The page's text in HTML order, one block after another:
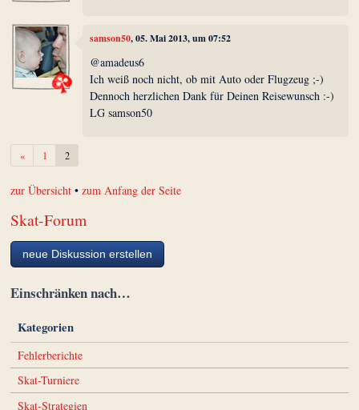
samson50, 05. Mai 2013, um 07:52
@amadeus6
Ich weiß noch nicht, ob mit Auto oder Flugzeug ;-)
Dennoch herzlichen Dank für Deinen Reisewunsch :-)
LG samson50
«Zurück1 2
zur Übersicht •zum Anfang der Seite
Skat-Forum
neue Diskussion erstellen
Einschränken nach…
Kategorien
Fehlerberichte
Skat-Turniere
Skat-Strategien